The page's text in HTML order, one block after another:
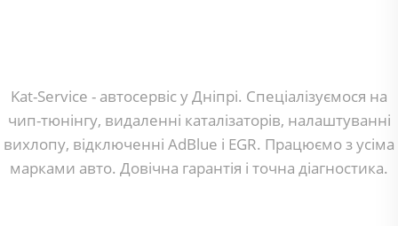
Kat-Service - автосервіс у Дніпрі. Спеціалізуємося на
чип-тюнінгу, видаленні каталізаторів, налаштуванні
вихлопу, відключенні AdBlue і EGR. Працюємо з усіма
марками авто. Довічна гарантія і точна діагностика.